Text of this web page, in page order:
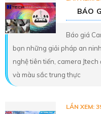
BÁO
Báo giá
bạn những giải pháp an
nghệ tiên tiến, camera
và màu sắc trung thực
LẦN XEM: